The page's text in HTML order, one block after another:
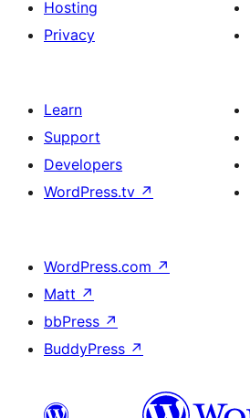
Hosting
Privacy
Learn
Support
Developers
WordPress.tv ↗
WordPress.com ↗
Matt ↗
bbPress ↗
BuddyPress ↗